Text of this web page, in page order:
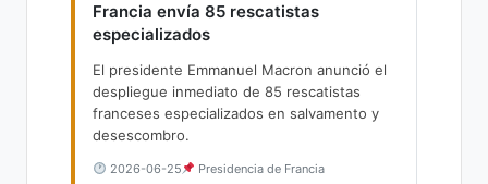
Francia envía 85 rescatistas
especializados
El presidente Emmanuel Macron anunció el
despliegue inmediato de 85 rescatistas
franceses especializados en salvamento y
desescombro.
2026-06-25 Presidencia de Francia